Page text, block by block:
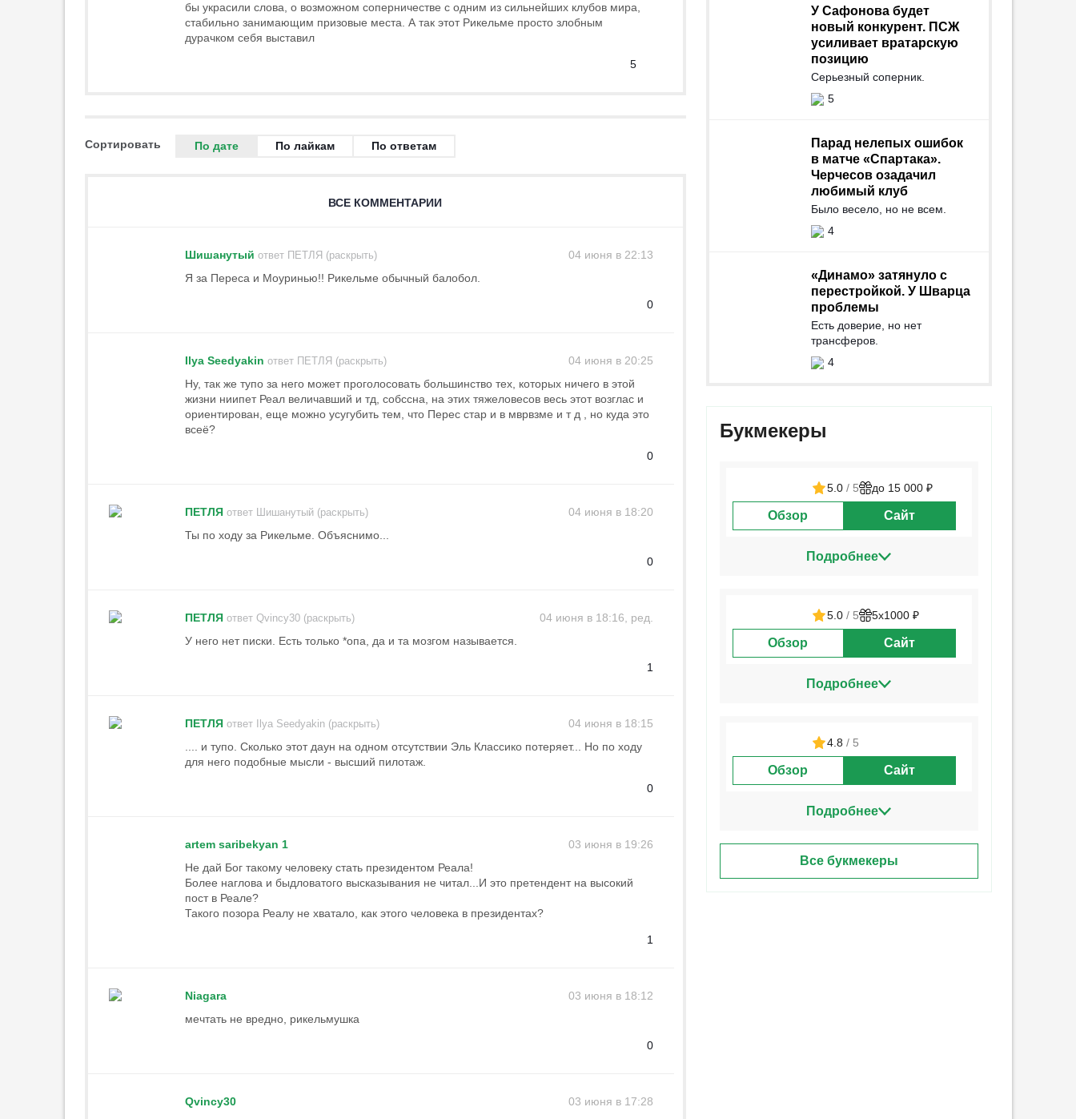
В Африканской
конфедерации выразили
поддержку Инфантино
22:36
«Астон Вилла» может
«Манчестер Сити» подпишет
Рульи из «Марселя»
21:35
«Милан» расторг контракт с
которой сыграет за
20:58
Карседо о Жедсоне: «Думаю, он
будет полностью готов к
У Сафонова будет
новый конкурент. ПСЖ
усиливает вратарскую
позицию
Серьезный соперник.
5
Парад нелепых ошибок
в матче «Спартака».
Черчесов озадачил
любимый клуб
Было весело, но не всем.
4
«Динамо» затянуло с
перестройкой. У Шварца
проблемы
Есть доверие, но нет
трансферов.
4
Букмекеры
5.0 / 5 до 15 000 ₽
Обзор Сайт
Подробнее
5.0 / 5 5х1000 ₽
Обзор Сайт
Подробнее
4.8 / 5
Обзор Сайт
Подробнее
Все букмекеры
бы украсили слова, о возможном соперничестве с одним из сильнейших клубов мира,
стабильно занимающим призовые места. А так этот Рикельме просто злобным
дурачком себя выставил
5
Сортировать По дате По лайкам По ответам
ВСЕ КОММЕНТАРИИ
Шишанутый ответ ПЕТЛЯ (раскрыть)
04 июня в 22:13
Я за Переса и Моуринью!! Рикельме обычный балобол.
0
Ilya Seedyakin ответ ПЕТЛЯ (раскрыть)
04 июня в 20:25
Ну, так же тупо за него может проголосовать большинство тех, которых ничего в этой
жизни ниипет Реал величавший и тд, собссна, на этих тяжеловесов весь этот возглас и
ориентирован, еще можно усугубить тем, что Перес стар и в мврвзме и т д , но куда это
всеё?
0
ПЕТЛЯ ответ Шишанутый (раскрыть)
04 июня в 18:20
Ты по ходу за Рикельме. Объяснимо...
0
ПЕТЛЯ ответ Qvincy30 (раскрыть)
04 июня в 18:16, ред.
У него нет писки. Есть только *опа, да и та мозгом называется.
1
ПЕТЛЯ ответ Ilya Seedyakin (раскрыть)
04 июня в 18:15
.... и тупо. Сколько этот даун на одном отсутствии Эль Классико потеряет... Но по ходу
для него подобные мысли - высший пилотаж.
0
artem saribekyan 1
03 июня в 19:26
Не дай Бог такому человеку стать президентом Реала!
Более наглова и быдловатого высказывания не читал...И это претендент на высокий
пост в Реале?
Такого позора Реалу не хватало, как этого человека в президентах?
1
Niagara
03 июня в 18:12
мечтать не вредно, рикельмушка
0
Qvincy30
03 июня в 17:28